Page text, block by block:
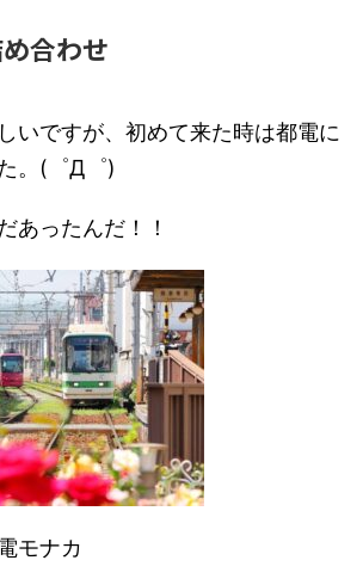
合わせ
いですが、初めて来た時は都電に
。(゜Д゜)
あったんだ！！
モナカ